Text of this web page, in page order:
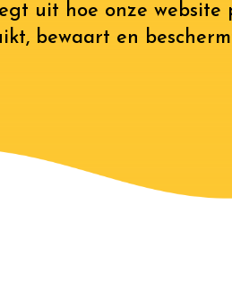
uit hoe onze website
bewaart en